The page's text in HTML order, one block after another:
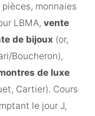
monnaies
LBMA, vente
de bijoux (or,
Boucheron),
de luxe
Cartier). Cours
le jour J,